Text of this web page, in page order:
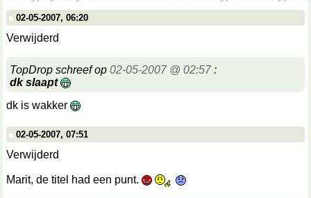
02-05-2007, 06:20
Verwijderd
TopDrop schreef op 02-05-2007 @ 02:57:
dk slaapt
dk is wakker
02-05-2007, 07:51
Verwijderd
Marit, de titel had een punt.